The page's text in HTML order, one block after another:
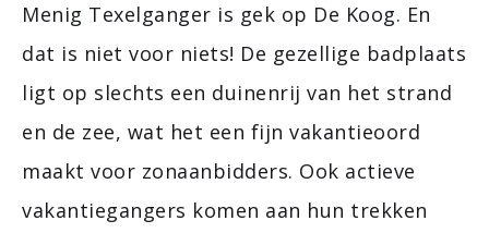
Menig Texelganger is gek op De Koog. En
dat is niet voor niets! De gezellige badplaats
ligt op slechts een duinenrij van het strand
en de zee, wat het een fijn vakantieoord
maakt voor zonaanbidders. Ook actieve
vakantiegangers komen aan hun trekken